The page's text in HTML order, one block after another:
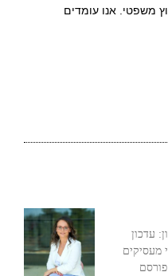
משפטי. אנו עומדים
עדכון
מעסיקים